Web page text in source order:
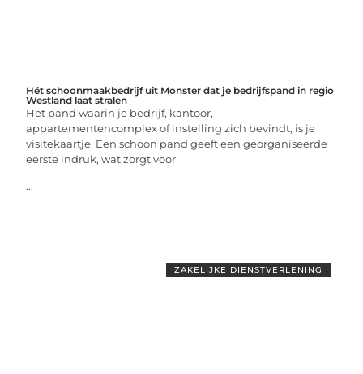
Hét schoonmaakbedrijf uit Monster dat je bedrijfspand in regio
Westland laat stralen
Het pand waarin je bedrijf, kantoor,
appartementencomplex of instelling zich bevindt, is je
visitekaartje. Een schoon pand geeft een georganiseerde
eerste indruk, wat zorgt voor
...
ZAKELIJKE DIENSTVERLENING